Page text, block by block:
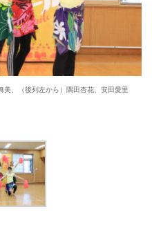
美、（後列左から）隅田杏花、安田愛里